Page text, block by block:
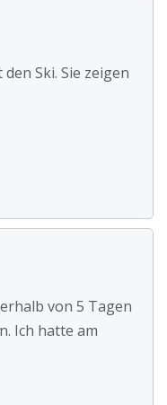
Ski. Sie zeigen
von 5 Tagen
Ich hatte am